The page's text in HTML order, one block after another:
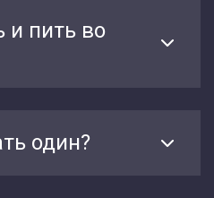
и пить во
один?